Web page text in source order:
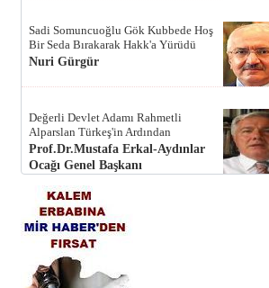
Sadi Somuncuoğlu Gök Kubbede Hoş
Bir Seda Bırakarak Hakk'a Yürüdü
Nuri Gürgür
Değerli Devlet Adamı Rahmetli
Alparslan Türkeş'in Ardından
Prof.Dr.Mustafa Erkal-Aydınlar
Ocağı Genel Başkanı